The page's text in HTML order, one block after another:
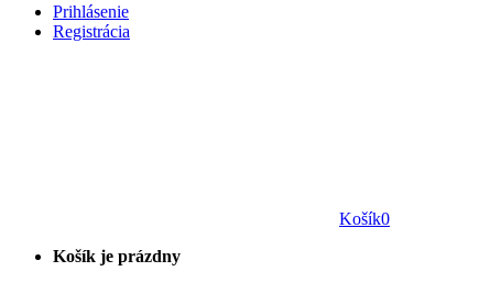
Prihlásenie
Registrácia
Košík0
Košík je prázdny